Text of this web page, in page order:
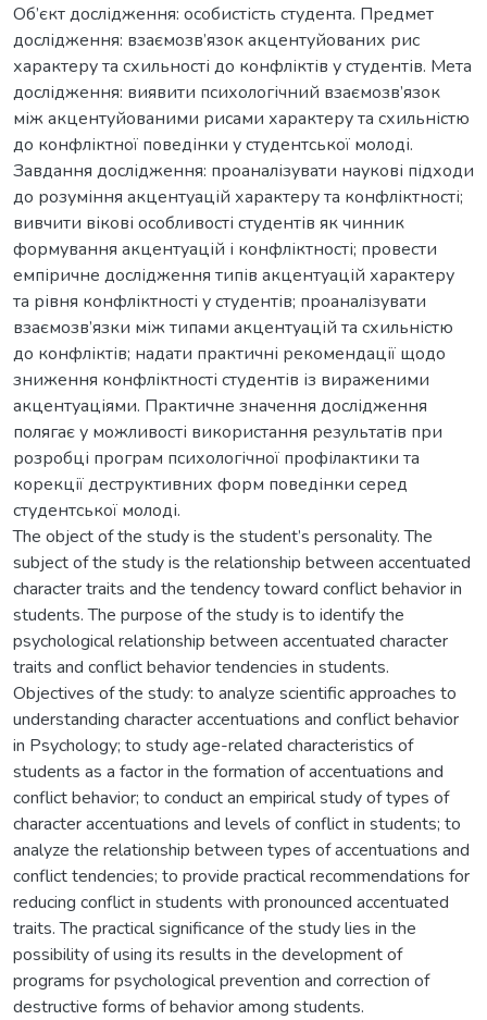
Об’єкт дослідження: особистість студента. Предмет
дослідження: взаємозв’язок акцентуйованих рис
характеру та схильності до конфліктів у студентів. Мета
дослідження: виявити психологічний взаємозв’язок
між акцентуйованими рисами характеру та схильністю
до конфліктної поведінки у студентської молоді.
Завдання дослідження: проаналізувати наукові підходи
до розуміння акцентуацій характеру та конфліктності;
вивчити вікові особливості студентів як чинник
формування акцентуацій і конфліктності; провести
емпіричне дослідження типів акцентуацій характеру
та рівня конфліктності у студентів; проаналізувати
взаємозв’язки між типами акцентуацій та схильністю
до конфліктів; надати практичні рекомендації щодо
зниження конфліктності студентів із вираженими
акцентуаціями. Практичне значення дослідження
полягає у можливості використання результатів при
розробці програм психологічної профілактики та
корекції деструктивних форм поведінки серед
студентської молоді.
The object of the study is the student’s personality. The
subject of the study is the relationship between accentuated
character traits and the tendency toward conflict behavior in
students. The purpose of the study is to identify the
psychological relationship between accentuated character
traits and conflict behavior tendencies in students.
Objectives of the study: to analyze scientific approaches to
understanding character accentuations and conflict behavior
in Psychology; to study age-related characteristics of
students as a factor in the formation of accentuations and
conflict behavior; to conduct an empirical study of types of
character accentuations and levels of conflict in students; to
analyze the relationship between types of accentuations and
conflict tendencies; to provide practical recommendations for
reducing conflict in students with pronounced accentuated
traits. The practical significance of the study lies in the
possibility of using its results in the development of
programs for psychological prevention and correction of
destructive forms of behavior among students.